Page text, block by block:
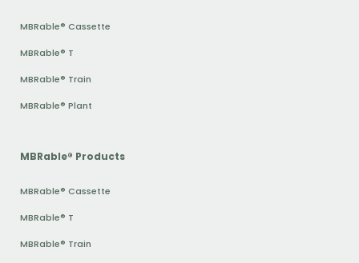
MBRable® Cassette
MBRable® T
MBRable® Train
MBRable® Plant
MBRable® Products
MBRable® Cassette
MBRable® T
MBRable® Train